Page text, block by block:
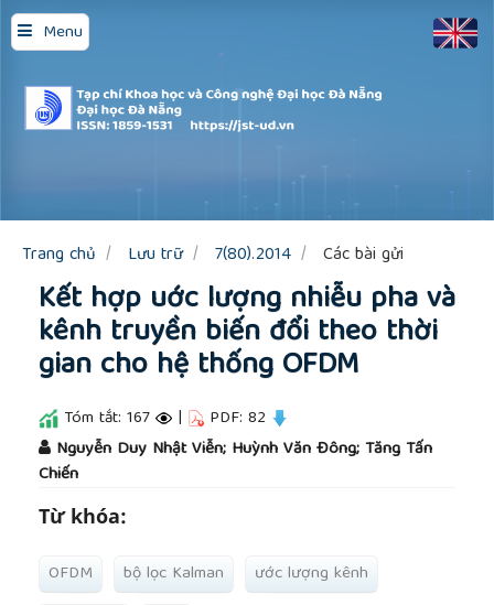
Menu
Quick
jump
to
page
content
Main
Sidebar
Trang chủ Lưu trữ 7(80).2014 Các bài gửi
Kết hợp uớc lượng nhiễu pha và
kênh truyền biến đổi theo thời
gian cho hệ thống OFDM
Tóm tắt: 167 | PDF: 82
Nguyễn Duy Nhật Viễn; Huỳnh Văn Đông; Tăng Tấn
Chiến
Từ khóa:
OFDM bộ lọc Kalman
ước lượng kênh